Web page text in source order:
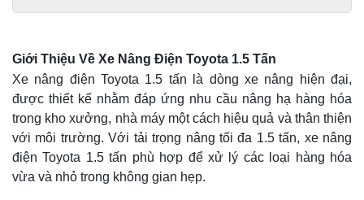
Giới Thiệu Về Xe Nâng Điện Toyota 1.5 Tấn
Xe nâng điện Toyota 1.5 tấn là dòng xe nâng hiện đại,
được thiết kế nhằm đáp ứng nhu cầu nâng hạ hàng hóa
trong kho xưởng, nhà máy một cách hiệu quả và thân thiện
với môi trường. Với tải trọng nâng tối đa 1.5 tấn, xe nâng
điện Toyota 1.5 tấn phù hợp để xử lý các loại hàng hóa
vừa và nhỏ trong không gian hẹp.